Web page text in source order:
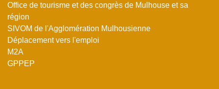
Office de tourisme et des congrès de Mulhouse et sa
région
SIVOM de l'Agglomération Mulhousienne
Déplacement vers l'emploi
M2A
GPPEP